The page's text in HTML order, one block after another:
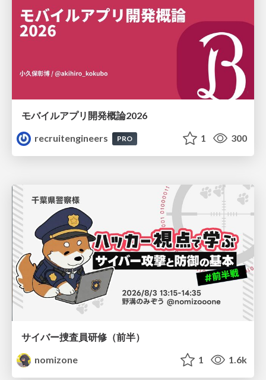
モバイルアプリ開発概論2026
recruitengineers
PRO 1 300
サイバー捜査員研修（前半）
nomizone
1 1.6k